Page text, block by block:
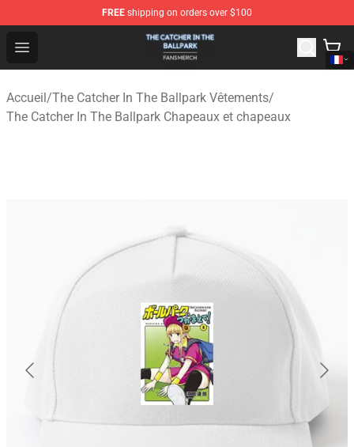
FREE shipping on orders over $100
Open menu
The Catcher In The Ballpark Shop - Official The Catcher
Accueil/The Catcher In The Ballpark Vêtements/
The Catcher In The Ballpark Chapeaux et chapeaux